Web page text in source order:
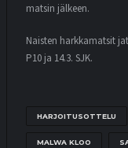
matsin jälkeen.
Naisten harkkamatsit
P10 ja 14.3. SJK.
HARJOITUSOTTELU
MALWA KLOO